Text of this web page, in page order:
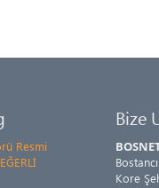
Resmi
Bize
Kore